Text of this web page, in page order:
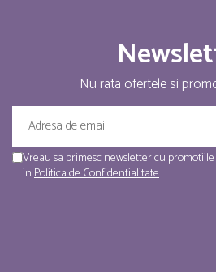
Nu rata ofertele si
Vreau sa primesc newsletter cu
inPolitica de Confidentialitate